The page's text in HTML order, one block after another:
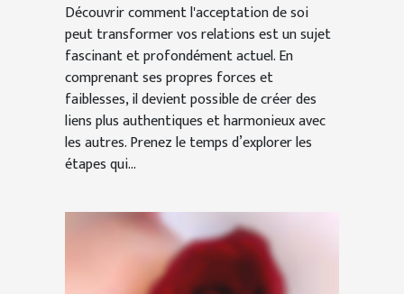
Découvrir comment l'acceptation de soi
peut transformer vos relations est un sujet
fascinant et profondément actuel. En
comprenant ses propres forces et
faiblesses, il devient possible de créer des
liens plus authentiques et harmonieux avec
les autres. Prenez le temps d’explorer les
étapes qui...